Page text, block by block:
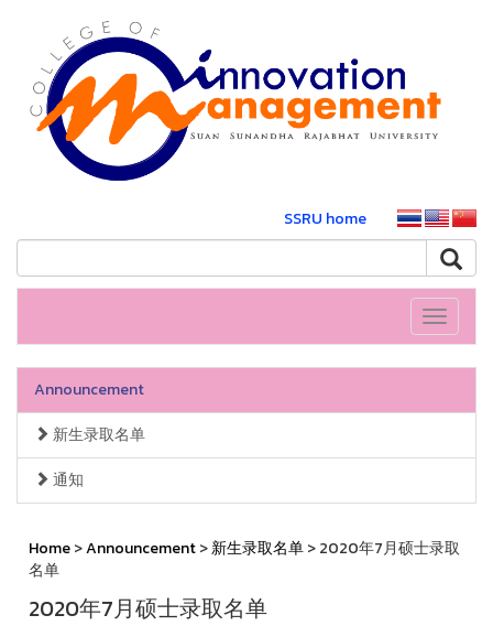
SSRU home
Toggle
Announcement
新生录取名单
通知
Home>Announcement>新生录取名单> 2020年7月硕士录取
名单
2020年7月硕士录取名单